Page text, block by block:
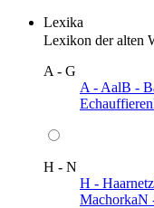
Lexika
Lexikon der alten
A - G
A - AalB -
Echauffieren
H - N
H - Haarnetz
MachorkaN